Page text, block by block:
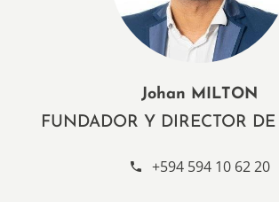
Johan MILTON
FUNDADOR Y DIRECTOR
+594 594 10 62 20